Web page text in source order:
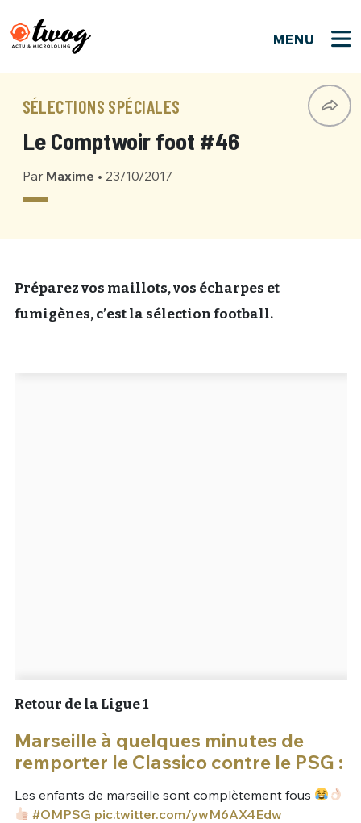
MENU
SÉLECTIONS SPÉCIALES
Le Comptwoir foot #46
Par Maxime • 23/10/2017
Préparez vos maillots, vos écharpes et
fumigènes, c’est la sélection football.
Retour de la Ligue 1
Marseille à quelques minutes de
remporter le Classico contre le PSG :
Les enfants de marseille sont complètement fous
#OMPSG pic.twitter.com/ywM6AX4Edw
Bienvenue !
PSEUDO*
Connexion
MOT DE PASSE Mot de passe perdu ?
VOTRE PARTICIPATION
Que souhaitez-vous proposer ?
Quelques tweets
M'INSCRIRE